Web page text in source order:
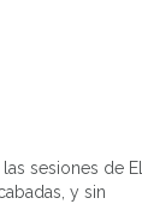
sesiones de
y sin